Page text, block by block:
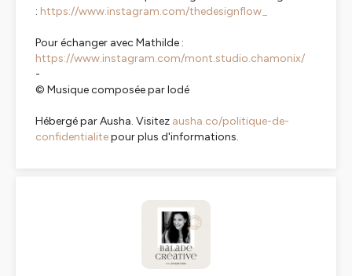
: https://www.instagram.com/thedesignflow_
Pour échanger avec Mathilde :
https://www.instagram.com/mont.studio.chamonix/
-
© Musique composée par Iodé
Hébergé par Ausha. Visitez ausha.co/politique-de-
confidentialitepour plus d'informations.